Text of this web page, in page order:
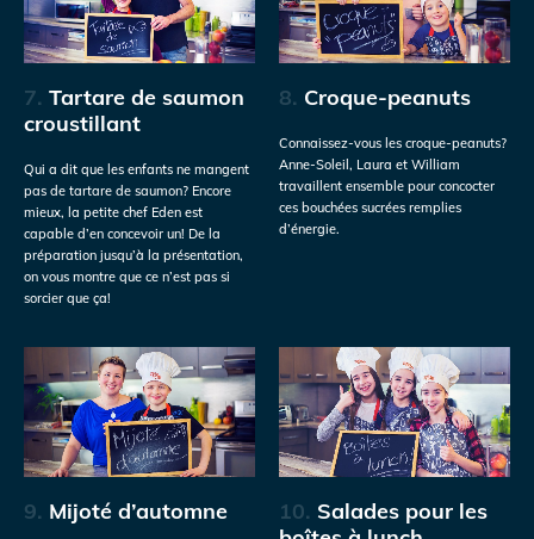
7. Tartare de saumon
croustillant
Qui a dit que les enfants ne mangent
pas de tartare de saumon? Encore
mieux, la petite chef Eden est
capable d’en concevoir un! De la
préparation jusqu’à la présentation,
on vous montre que ce n’est pas si
sorcier que ça!
8. Croque-peanuts
Connaissez-vous les croque-peanuts?
Anne-Soleil, Laura et William
travaillent ensemble pour concocter
ces bouchées sucrées remplies
d’énergie.
9. Mijoté d’automne 10. Salades pour les